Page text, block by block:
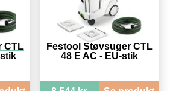
CTL
Festool Støvsuger CTL
48 E AC - EU-stik